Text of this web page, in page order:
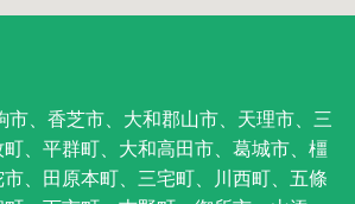
市、香芝市、大和郡山市、天理市、三
、平群町、大和高田市、葛城市、橿
、田原本町、三宅町、川西町、五條